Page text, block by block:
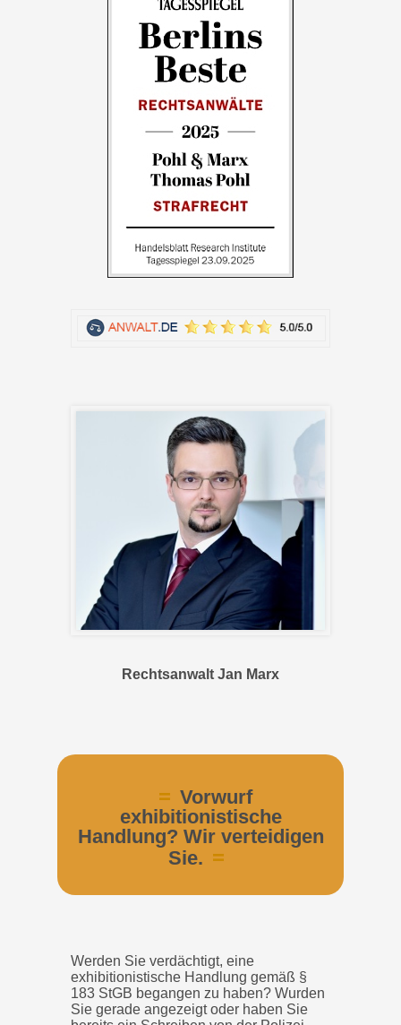
Rechtsanwalt Jan Marx
Vorwurf
exhibitionistische
Handlung? Wir verteidigen
Sie.
Werden Sie verdächtigt, eine
exhibitionistische Handlung gemäß §
183 StGB begangen zu haben? Wurden
Sie gerade angezeigt oder haben Sie